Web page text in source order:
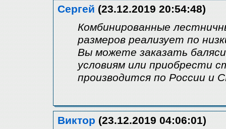
Сергей (23.12.2019 20:54:48)
Комбинированные
размеров реализует по
Вы можете заказать
условиям или приобрести
производится по России и
Виктор (23.12.2019 04:06:01)